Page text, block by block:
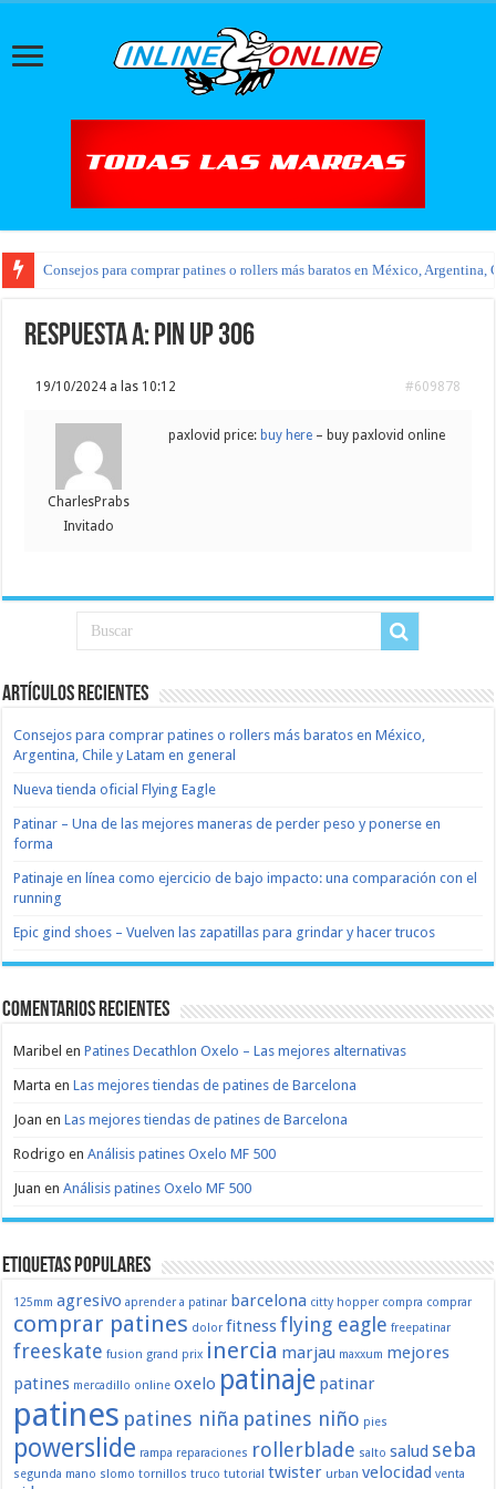
Consejos para comprar patines o rollers más baratos en México, Argentina,
Respuesta a: pin up 306
19/10/2024 a las 10:12 #609878
CharlesPrabs
Invitado
paxlovid price: buy here – buy paxlovid online
Artículos recientes
Consejos para comprar patines o rollers más baratos en México,
Argentina, Chile y Latam en general
Nueva tienda oficial Flying Eagle
Patinar – Una de las mejores maneras de perder peso y ponerse en
forma
Patinaje en línea como ejercicio de bajo impacto: una comparación con el
running
Epic gind shoes – Vuelven las zapatillas para grindar y hacer trucos
Comentarios recientes
Maribel enPatines Decathlon Oxelo – Las mejores alternativas
Marta enLas mejores tiendas de patines de Barcelona
Joan enLas mejores tiendas de patines de Barcelona
Rodrigo enAnálisis patines Oxelo MF 500
Juan enAnálisis patines Oxelo MF 500
Etiquetas populares
125mm agresivo aprender a patinar barcelona citty hopper compra comprar
comprar patines dolor fitnessflying eagle freepatinar
freeskate fusion grand prix inercia marjau maxxum mejores
patines mercadillo online oxelo patinaje patinar
patines patines niña patines niño pies
powerslide rampa reparaciones rollerblade salto salud seba
segunda mano slomo tornillos truco tutorial twister urban velocidad venta